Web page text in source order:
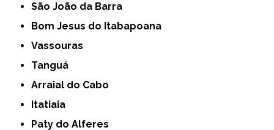
São João da Barra
Bom Jesus do Itabapoana
Vassouras
Tanguá
Arraial do Cabo
Itatiaia
Paty do Alferes